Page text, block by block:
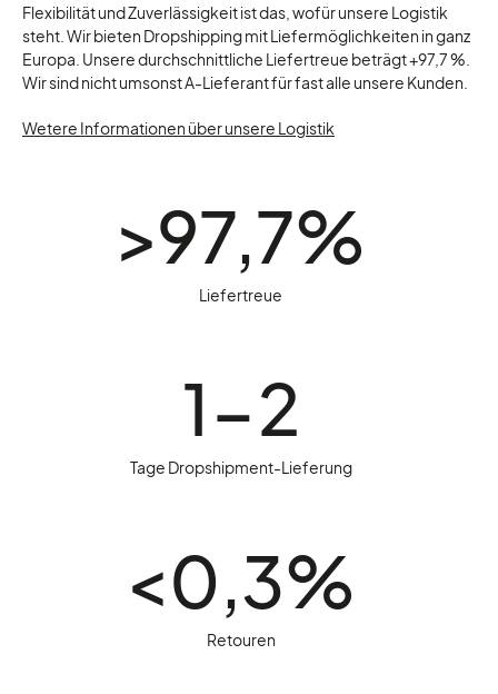
Flexibilität und Zuverlässigkeit ist das, wofür unsere Logistik
steht. Wir bieten Dropshipping mit Liefermöglichkeiten in ganz
Europa. Unsere durchschnittliche Liefertreue beträgt +97,7 %.
Wir sind nicht umsonst A-Lieferant für fast alle unsere Kunden.
Wetere Informationen über unsere Logistik
>97,7%
Liefertreue
1-2
Tage Dropshipment-Lieferung
<0,3%
Retouren